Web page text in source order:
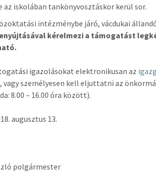
az iskolában tankönyvosztáskor kerül sor.
intézménybe járó, vácdukai
kérelmezi a támogatást
igazolásokat elektronikusan az
vagy személyesen kell eljuttatni az
8.00 – 16.00 óra között).
augusztus 13.
polgármester